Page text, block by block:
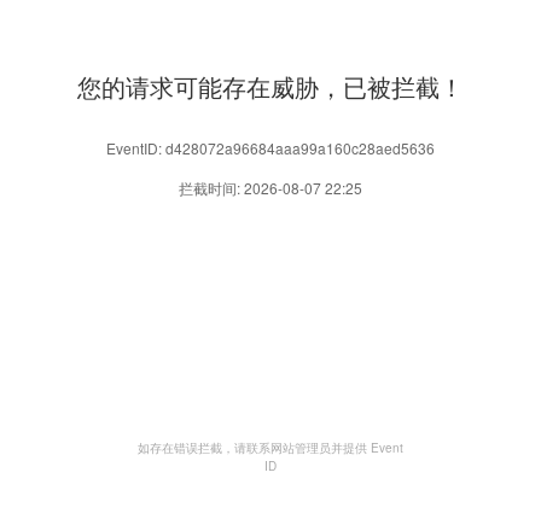
您的请求可能存在威胁，已被拦截！
EventID: d428072a96684aaa99a160c28aed5636
拦截时间: 2026-08-07 22:25
如存在错误拦截，请联系网站管理员并提供 Event
ID